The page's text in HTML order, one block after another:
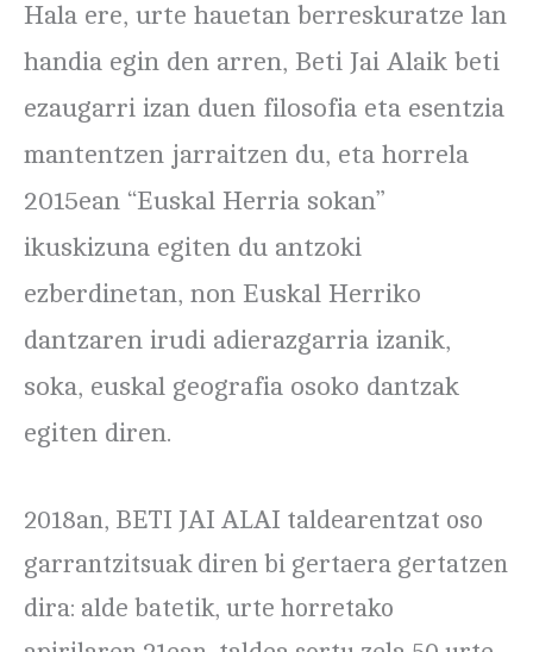
Hala ere, urte hauetan berreskuratze lan
handia egin den arren, Beti Jai Alaik beti
ezaugarri izan duen filosofia eta esentzia
mantentzen jarraitzen du, eta horrela
2015ean “Euskal Herria sokan”
ikuskizuna egiten du antzoki
ezberdinetan, non Euskal Herriko
dantzaren irudi adierazgarria izanik,
soka, euskal geografia osoko dantzak
egiten diren.
2018an, BETI JAI ALAI taldearentzat oso
garrantzitsuak diren bi gertaera gertatzen
dira: alde batetik, urte horretako